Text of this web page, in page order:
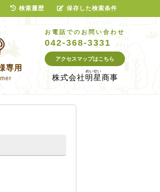
専用
お電話でのお問い合わせ
042-368-3331
アクセスマップはこちら
株式会社明星商事
検索履歴 保存した検索条件